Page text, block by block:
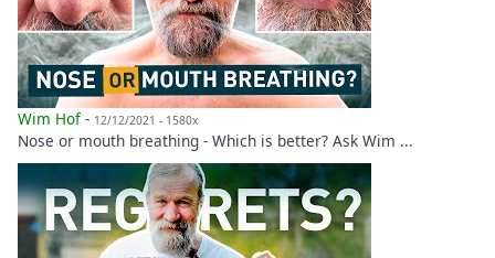
Wim Hof- 12/12/2021 - 1580x
Nose or mouth breathing - Which is better? Ask Wim ...